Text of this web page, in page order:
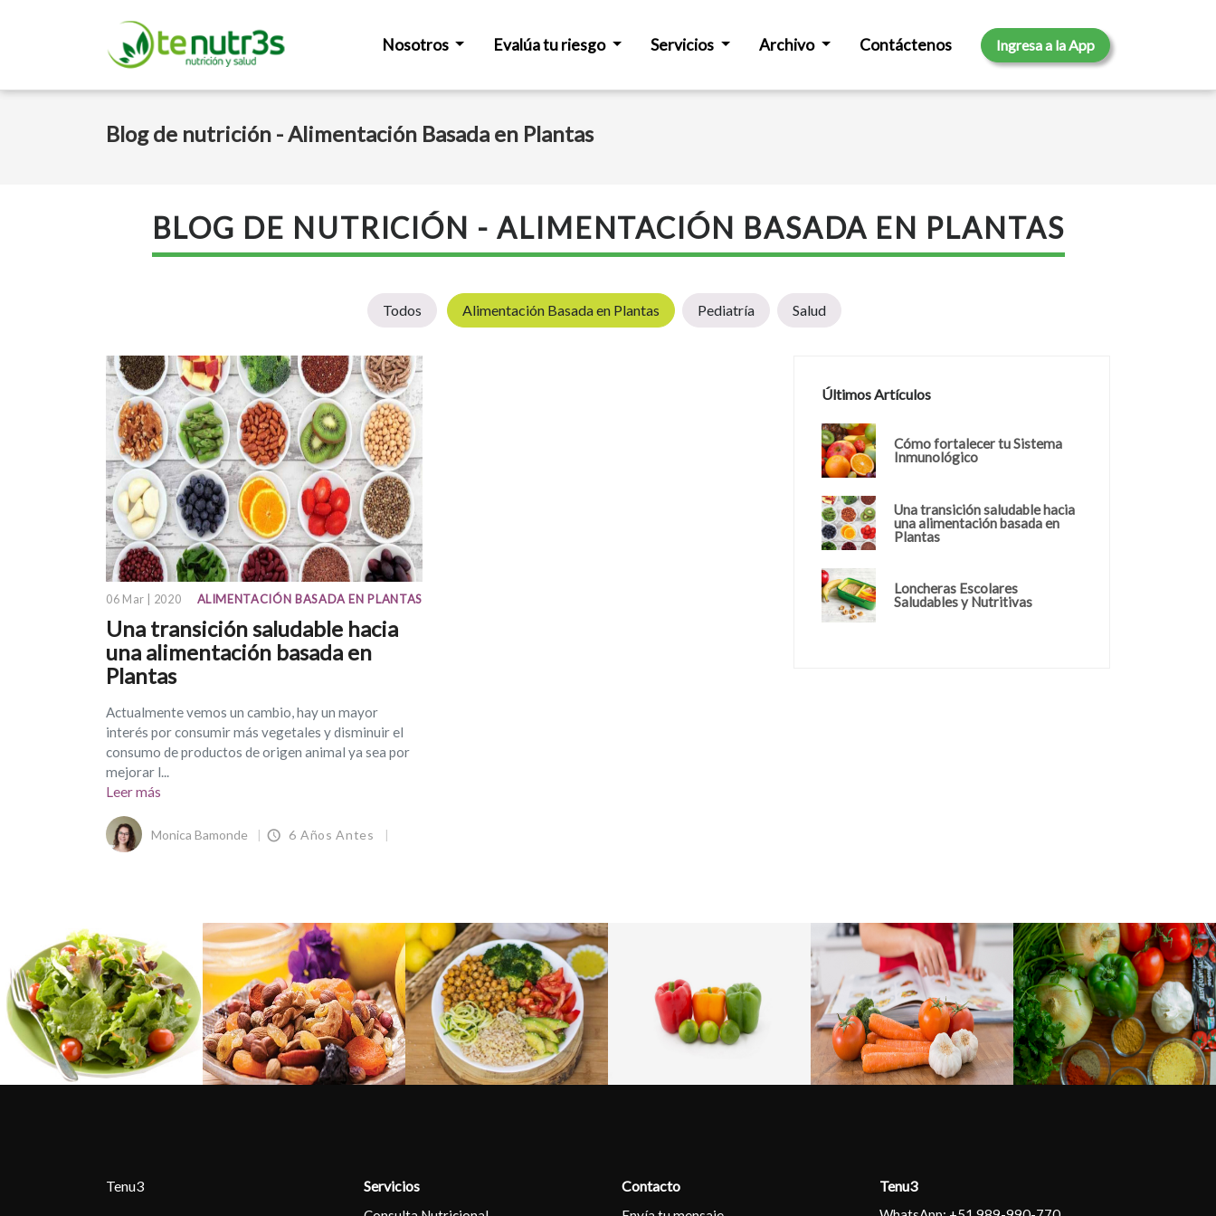
Nosotros Evalúa tu riesgo Servicios Archivo Contáctenos Ingresa a la App
Blog de nutrición - Alimentación Basada en Plantas
BLOG DE NUTRICIÓN - ALIMENTACIÓN BASADA EN PLANTAS
Todos Alimentación Basada en Plantas Pediatría Salud
06 Mar | 2020 ALIMENTACIÓN BASADA EN PLANTAS
Una transición saludable hacia
una alimentación basada en
Plantas
Actualmente vemos un cambio, hay un mayor
interés por consumir más vegetales y disminuir el
consumo de productos de origen animal ya sea por
mejorar l...
Leer más
Monica Bamonde 6 Años Antes
Últimos Artículos
Cómo fortalecer tu Sistema
Inmunológico
Una transición saludable hacia
una alimentación basada en
Plantas
Loncheras Escolares
Saludables y Nutritivas
Tenu3 Servicios Contacto Tenu3